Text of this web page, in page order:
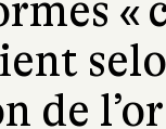
«
de